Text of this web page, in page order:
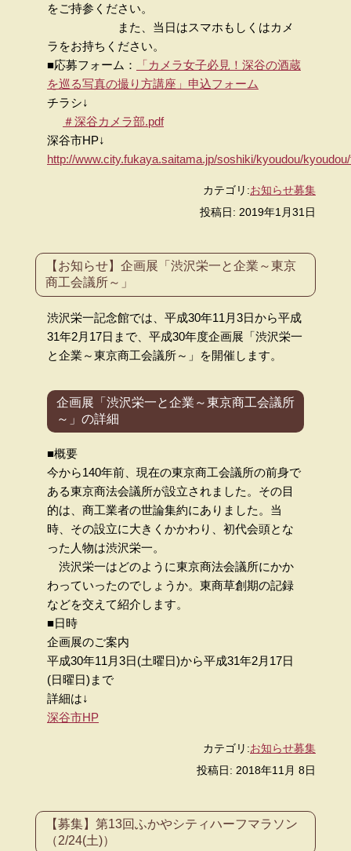
をご持参ください。
また、当日はスマホもしくはカメ
ラをお持ちください。
■応募フォーム：
「カメラ女子必見！深谷の酒蔵
を巡る写真の撮り方講座」申込フォーム
チラシ↓
＃深谷カメラ部.pdf
深谷市HP↓
http://www.city.fukaya.saitama.jp/soshiki/kyoudou/
カテゴリ:お知らせ募集
投稿日: 2019年1月31日
【お知らせ】企画展「渋沢栄一と企業～東京
商工会議所～」
渋沢栄一記念館では、平成30年11月3日から平成
31年2月17日まで、平成30年度企画展「渋沢栄一
と企業～東京商工会議所～」を開催します。
企画展「渋沢栄一と企業～東京商工会議所
～」の詳細
■概要
今から140年前、現在の東京商工会議所の前身で
ある東京商法会議所が設立されました。その目
的は、商工業者の世論集約にありました。当
時、その設立に大きくかかわり、初代会頭とな
った人物は渋沢栄一。
渋沢栄一はどのように東京商法会議所にかか
わっていったのでしょうか。東商草創期の記録
などを交えて紹介します。
■日時
企画展のご案内
平成30年11月3日(土曜日)から平成31年2月17日
(日曜日)まで
詳細は↓
深谷市HP
カテゴリ:お知らせ募集
投稿日: 2018年11月 8日
【募集】第13回ふかやシティハーフマラソン
（2/24(土)）